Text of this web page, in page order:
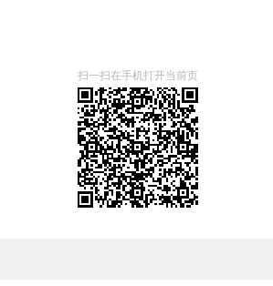
扫一扫在手机打开当前页